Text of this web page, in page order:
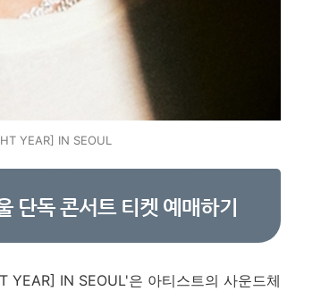
YEAR] IN SEOUL
단독 콘서트 티켓 예매하기
IN SEOUL'은 아티스트의 사운드체